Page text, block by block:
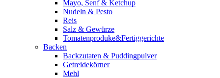
Mayo, Senf & Ketchup
Nudeln & Pesto
Reis
Salz & Gewürze
Tomatenproduke&Fertiggerichte
Backen
Backzutaten & Puddingpulver
Getreidekörner
Mehl